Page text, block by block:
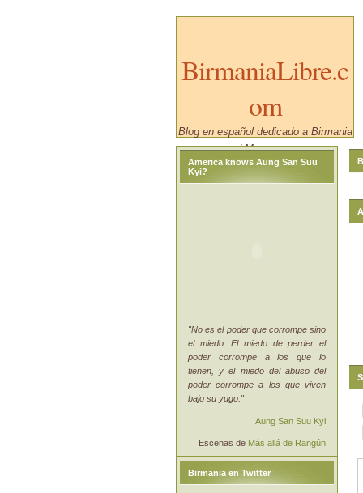
BirmaniaLibre.c
om
Blog en español dedicado a Birmania
/ Myanmar.
America knows Aung San Suu
Kyi?
"No es el poder que corrompe sino
el miedo. El miedo de perder el
poder corrompe a los que lo
tienen, y el miedo del abuso del
poder corrompe a los que viven
bajo su yugo."
Aung San Suu Kyi
Escenas de Más allá de Rangún
Birmania en Twitter